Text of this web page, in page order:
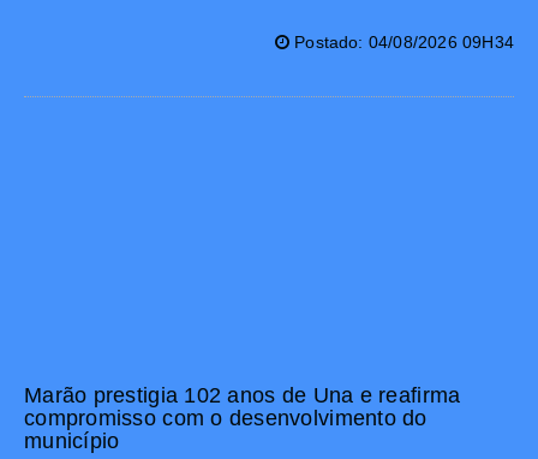
Postado: 04/08/2026 09H34
Marão prestigia 102 anos de Una e reafirma
compromisso com o desenvolvimento do
município